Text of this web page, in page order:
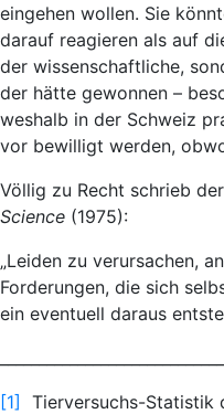
eingehen wollen. Sie
darauf reagieren als auf
der wissenschaftliche,
der hätte gewonnen –
weshalb in der Schweiz
vor bewilligt werden,
Völlig zu Recht schrieb
Science (1975):
„Leiden zu verursachen,
Forderungen, die sich
ein eventuell daraus
[1] Tierversuchs-Statistik